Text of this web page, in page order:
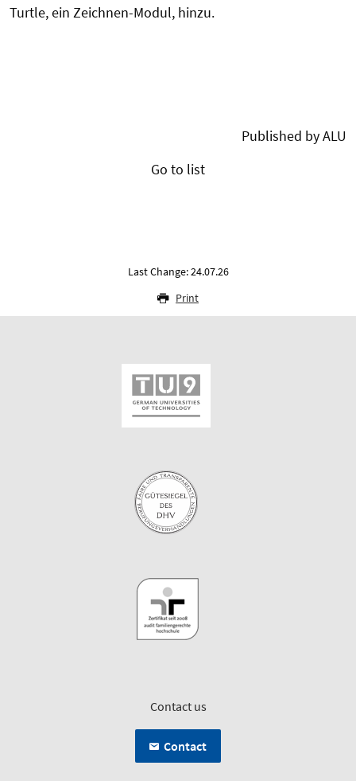
Turtle, ein Zeichnen-Modul, hinzu.
Published by ALU
Go to list
Last Change: 24.07.26
Print
Contact us
Contact